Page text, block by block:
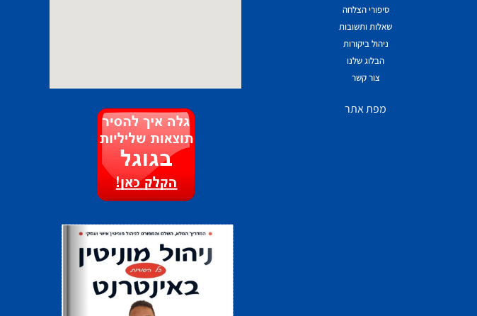
סיפורי הצלחה
שאלות ותשובות
ניהול ביקורות
הבלוג שלנו
צור קשר
מפת אתר